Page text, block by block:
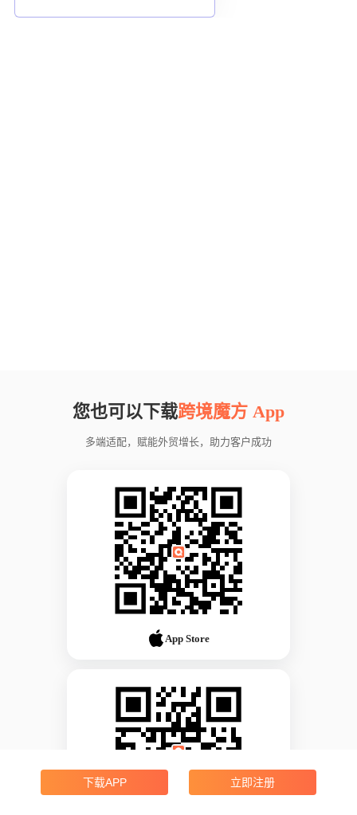
您也可以下载跨境魔方 App
多端适配，赋能外贸增长，助力客户成功
App Store
下载APP 立即注册